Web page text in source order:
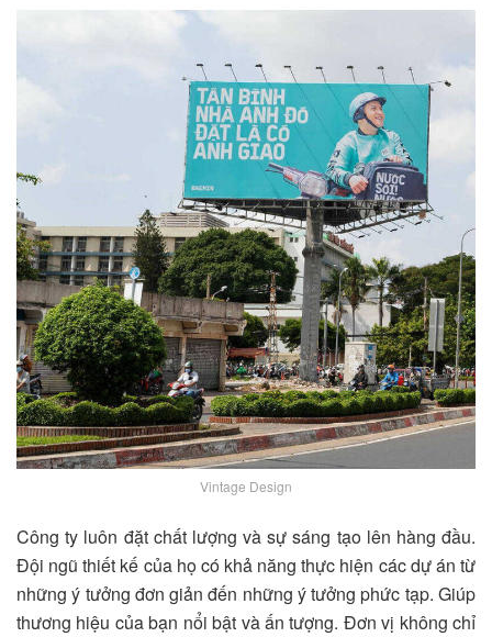
Vintage Design
Công ty luôn đặt chất lượng và sự sáng tạo lên hàng đầu.
Đội ngũ thiết kế của họ có khả năng thực hiện các dự án từ
những ý tưởng đơn giản đến những ý tưởng phức tạp. Giúp
thương hiệu của bạn nổi bật và ấn tượng. Đơn vị không chỉ